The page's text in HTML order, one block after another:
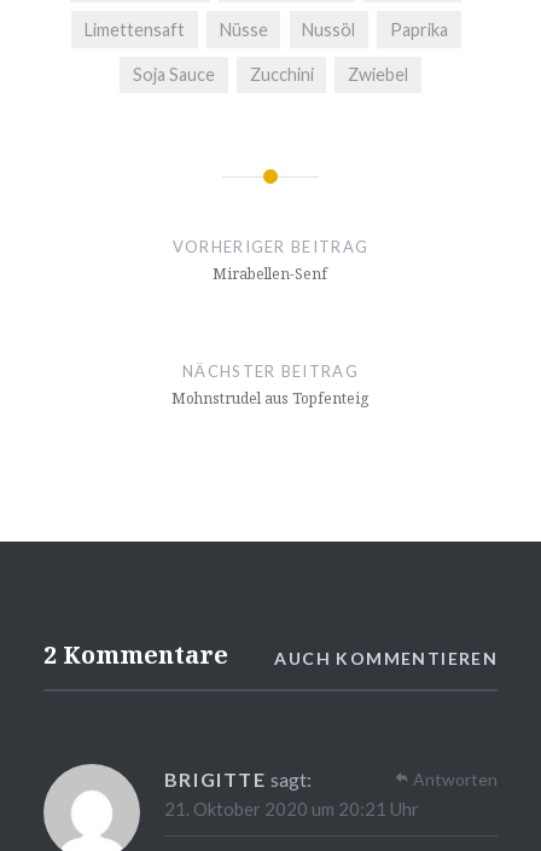
Limettensaft Nüsse Nussöl Paprika
Soja Sauce Zucchini Zwiebel
NavigationVORHERIGER BEITRAG
Mirabellen-Senf
NÄCHSTER BEITRAG
Mohnstrudel aus Topfenteig
2 Kommentare AUCH KOMMENTIEREN
BRIGITTE sagt:
21. Oktober 2020 um 20:21 Uhr
Antworten